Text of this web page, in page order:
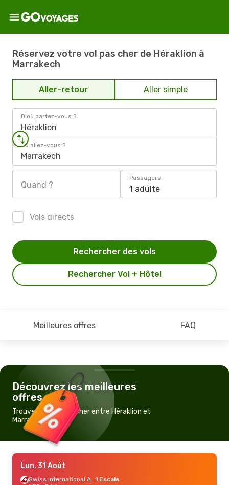
Réservez votre vol pas cher de Héraklion à
Marrakech
Aller-retour Aller simple
D'où partez-vous ?
Héraklion
Où allez-vous ?
Marrakech
Quand ?
Passagers
1 adulte
Vols directs
Rechercher Vol + Hôtel
Rechercher des vols
Meilleures offres FAQ
Découvrez les meilleures
offres
Trouvez un vol pas cher entre Héraklion et
Marrakech
Lun. 31 Août
Swiss International Air Lines1 Escale